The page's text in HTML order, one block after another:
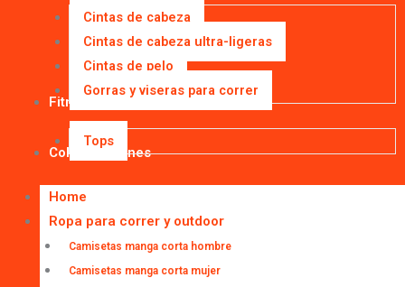
Cintas de cabeza
Cintas de cabeza ultra-ligeras
Cintas de pelo
Gorras y viseras para correr
Fitness
Tops
Colaboraciones
Home
Ropa para correr y outdoor
Camisetas manga corta hombre
Camisetas manga corta mujer